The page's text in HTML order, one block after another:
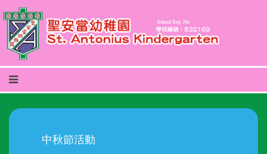
中秋節活動